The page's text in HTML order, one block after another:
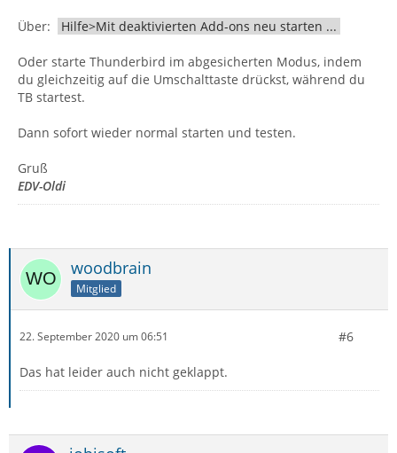
Über: Hilfe>Mit deaktivierten Add-ons neu starten ...
Oder starte Thunderbird im abgesicherten Modus, indem
du gleichzeitig auf die Umschalttaste drückst, während du
TB startest.
Dann sofort wieder normal starten und testen.
Gruß
EDV-Oldi
woodbrain
Mitglied
22. September 2020 um 06:51 #6
Das hat leider auch nicht geklappt.